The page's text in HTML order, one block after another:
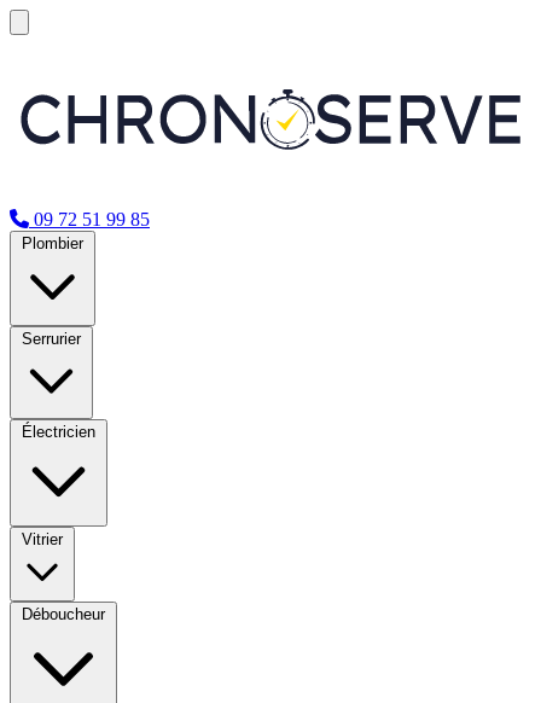
09 72 51 99 85
Plombier
Serrurier
Électricien
Vitrier
Déboucheur